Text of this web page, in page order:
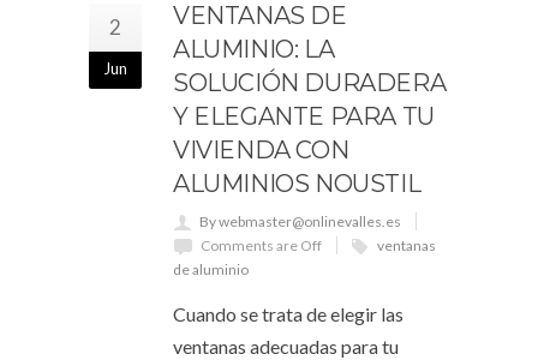
2
Jun
VENTANAS DE
ALUMINIO: LA
SOLUCIÓN DURADERA
Y ELEGANTE PARA TU
VIVIENDA CON
ALUMINIOS NOUSTIL
By webmaster@onlinevalles.es
Comments are Off
ventanas
de aluminio
Cuando se trata de elegir las
ventanas adecuadas para tu